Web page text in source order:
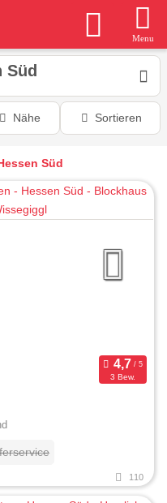
Menu
Süd
Nähe Sortieren
Süd
3 Bew.
110